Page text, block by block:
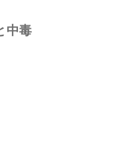
中毒